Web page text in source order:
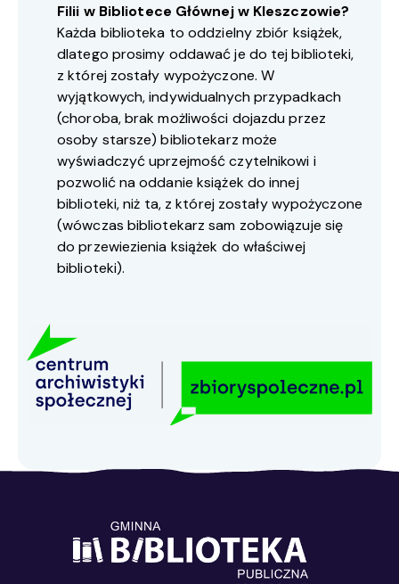
Filii w Bibliotece Głównej w Kleszczowie?
Każda biblioteka to oddzielny zbiór książek,
dlatego prosimy oddawać je do tej biblioteki,
z której zostały wypożyczone. W
wyjątkowych, indywidualnych przypadkach
(choroba, brak możliwości dojazdu przez
osoby starsze) bibliotekarz może
wyświadczyć uprzejmość czytelnikowi i
pozwolić na oddanie książek do innej
biblioteki, niż ta, z której zostały wypożyczone
(wówczas bibliotekarz sam zobowiązuje się
do przewiezienia książek do właściwej
biblioteki).